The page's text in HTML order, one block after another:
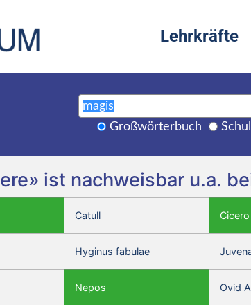
Lehrkräfte
Großwörterbuch
ist nachweisbar u.a.
Catull
Hyginus fabulae
Nepos Ovid